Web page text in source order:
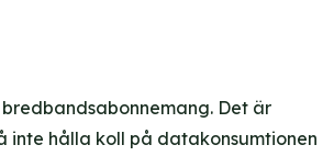
Det är
hålla koll på datakonsumtionen